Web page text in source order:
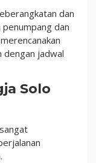
dan
dan
dengan jadwal
Solo